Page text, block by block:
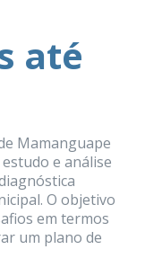
até
Mamanguape
e análise
O objetivo
em termos
um plano de